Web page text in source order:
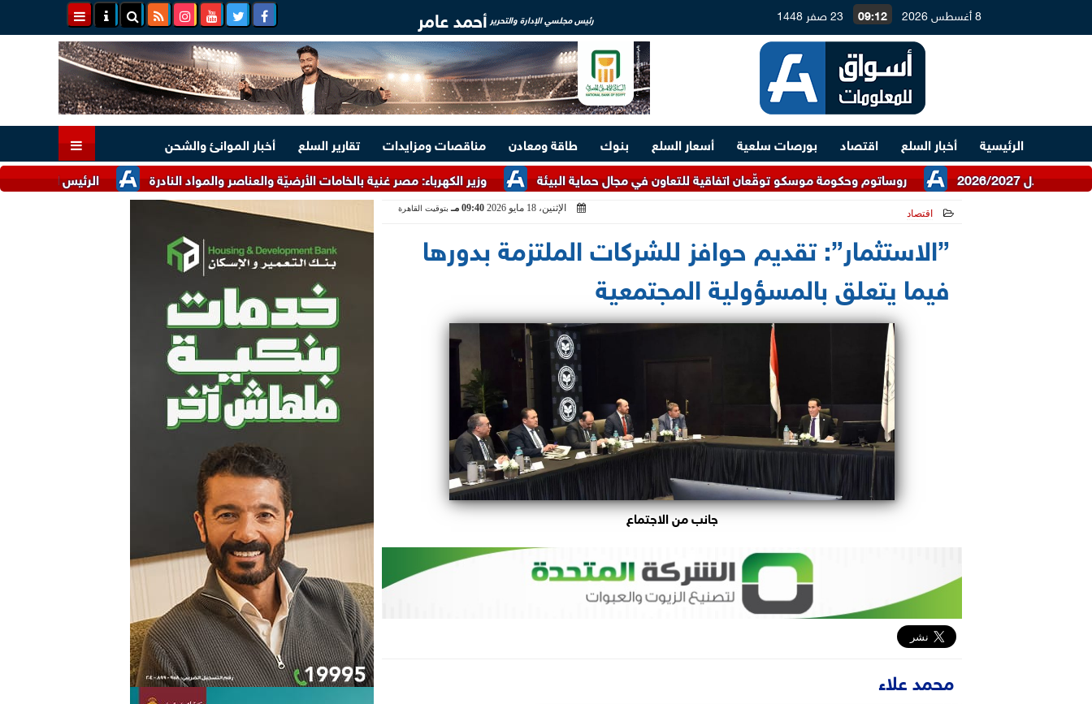
8 أغسطس 2026 09:12 23 صفر 1448 رئيس مجلسي الإدارة والتحرير أحمد عامر
الرئيسية أخبار السلع اقتصاد بورصات سلعية أسعار السلع بنوك طاقة ومعادن مناقصات ومزايدات تقارير السلع
أخبار الموانئ والشحن
الرئيس السيسي وملك البحرين
وزير الكهرباء: مصر غنية بالخامات الأرضيّة والعناصر والمواد النادرة روساتوم وحكومة موسكو توقّعان اتفاقية للتعاون في مجال حماية البيئة
اقتصاد الإثنين، 18 مايو 2026 09:40 مـ بتوقيت القاهرة
”الاستثمار”: تقديم حوافز للشركات الملتزمة بدورها
فيما يتعلق بالمسؤولية المجتمعية
جانب من الاجتماع
محمد علاء